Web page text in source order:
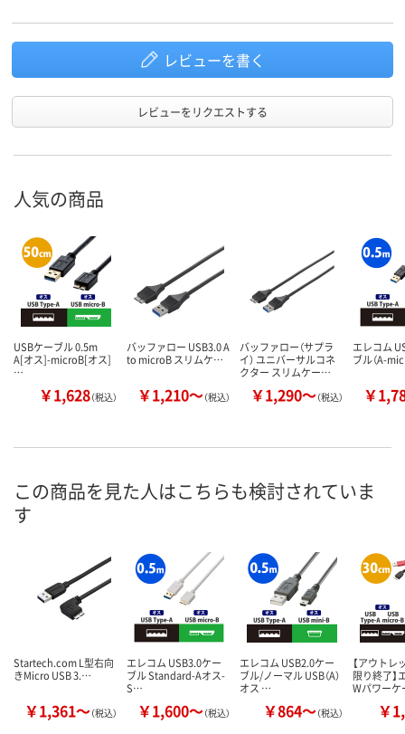
レビューを書く
レビューをリクエストする
人気の商品
USBケーブル 0.5m
A[オス]-microB[オス]
…
￥1,628（税込）
バッファロー USB3.0 A
to microB スリムケ…
￥1,210～（税込）
バッファロー（サプラ
イ） ユニバーサルコネ
クター スリムケー…
￥1,290～（税込）
エレコム
ブル（A-
￥
この商品を見た人はこちらも検討されていま
す
Startech.com L型右向
きMicro USB 3.…
￥1,361～（税込）
エレコム USB3.0ケー
ブル Standard-Aオス-
S…
￥1,600～（税込）
エレコム USB2.0ケー
ブル/ノーマル USB（A）
オス …
￥864～（税込）
【アウトレ
限り終了】
Wパワー
￥